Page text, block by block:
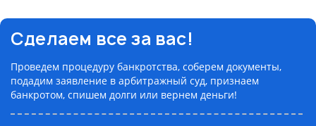
прошел на своем опыте!
Сделаем все за вас!
Проведем процедуру банкротства, соберем документы,
подадим заявление в арбитражный суд, признаем
банкротом, спишем долги или вернем деньги!